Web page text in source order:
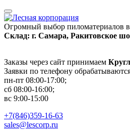
Огромный выбор пиломатериалов
Склад: г. Самара, Ракитовское
Заказы через сайт принимаем
Заявки по телефону
пн-пт 08:00-17:00;
сб 08:00-16:00;
вс 9:00-15:00
+7(846)359-16-63
sales@lescorp.ru